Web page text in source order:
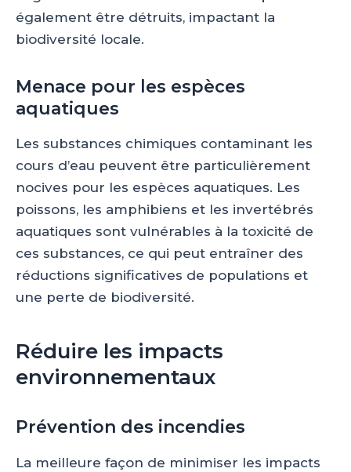
également être détruits, impactant la
biodiversité locale.
Menace pour les espèces
aquatiques
Les substances chimiques contaminant les
cours d’eau peuvent être particulièrement
nocives pour les espèces aquatiques. Les
poissons, les amphibiens et les invertébrés
aquatiques sont vulnérables à la toxicité de
ces substances, ce qui peut entraîner des
réductions significatives de populations et
une perte de biodiversité.
Réduire les impacts
environnementaux
Prévention des incendies
La meilleure façon de minimiser les impacts